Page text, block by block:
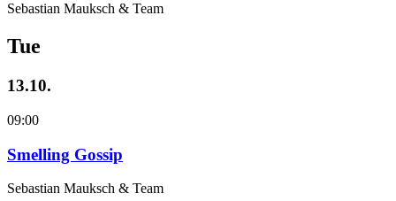
Sebastian Mauksch & Team
Tue
13.10.
09:00
Smelling Gossip
Sebastian Mauksch & Team